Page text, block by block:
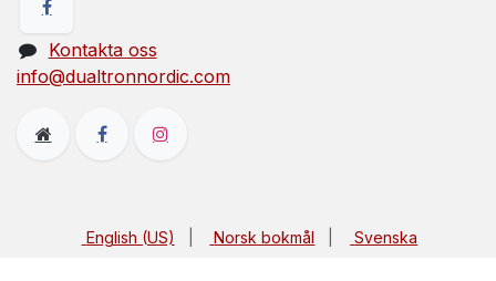
Kontakta oss
info@dualtronnordic.com
English (US) Norsk bokmål Svenska